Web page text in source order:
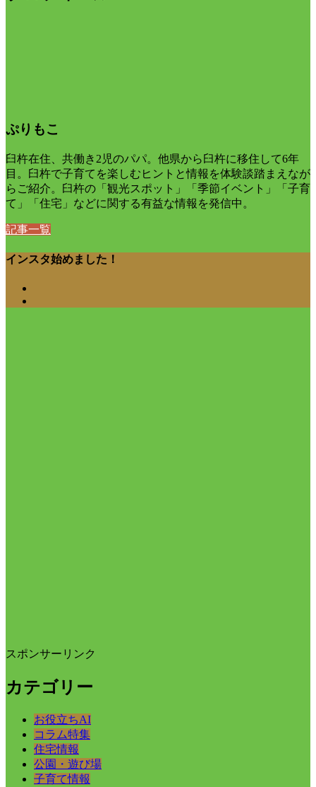
ぷりもこ
臼杵在住、共働き2児のパパ。他県から臼杵に移住して6年
目。臼杵で子育てを楽しむヒントと情報を体験談踏まえなが
らご紹介。臼杵の「観光スポット」「季節イベント」「子育
て」「住宅」などに関する有益な情報を発信中。
記事一覧
インスタ始めました！
スポンサーリンク
カテゴリー
お役立ちAI
コラム特集
住宅情報
公園・遊び場
子育て情報